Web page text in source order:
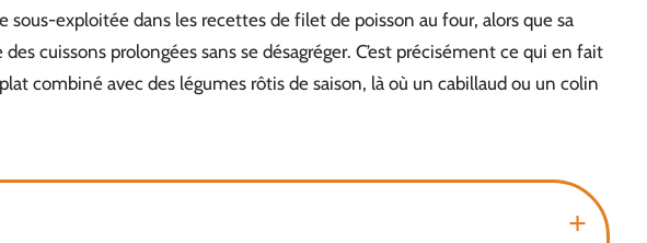
sous-exploitée dans les recettes de filet de poisson au four, alors que sa
cuissons prolongées sans se désagréger. C’est précisément ce qui en fait
combiné avec des légumes rôtis de saison, là où un cabillaud ou un colin